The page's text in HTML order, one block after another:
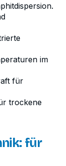
im
für
trockene
für